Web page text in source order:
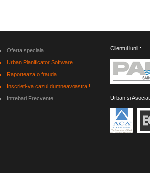
Oferta speciala
Urban Planificator Software
Raporteaza o frauda
Inscrieti-va cazul dumneavoastra !
Intrebari Frecvente
Clientul lunii :
Urban si